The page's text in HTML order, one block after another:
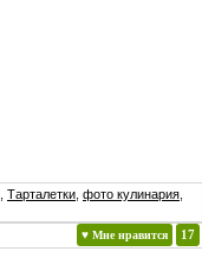
Тарталетки фото кулинария
♥ Мне нравится 17